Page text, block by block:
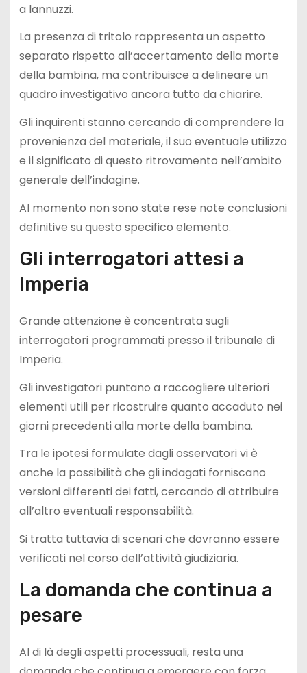
a Iannuzzi.
La presenza di tritolo rappresenta un aspetto
separato rispetto all’accertamento della morte
della bambina, ma contribuisce a delineare un
quadro investigativo ancora tutto da chiarire.
Gli inquirenti stanno cercando di comprendere la
provenienza del materiale, il suo eventuale utilizzo
e il significato di questo ritrovamento nell’ambito
generale dell’indagine.
Al momento non sono state rese note conclusioni
definitive su questo specifico elemento.
Gli interrogatori attesi a
Imperia
Grande attenzione è concentrata sugli
interrogatori programmati presso il tribunale di
Imperia.
Gli investigatori puntano a raccogliere ulteriori
elementi utili per ricostruire quanto accaduto nei
giorni precedenti alla morte della bambina.
Tra le ipotesi formulate dagli osservatori vi è
anche la possibilità che gli indagati forniscano
versioni differenti dei fatti, cercando di attribuire
all’altro eventuali responsabilità.
Si tratta tuttavia di scenari che dovranno essere
verificati nel corso dell’attività giudiziaria.
La domanda che continua a
pesare
Al di là degli aspetti processuali, resta una